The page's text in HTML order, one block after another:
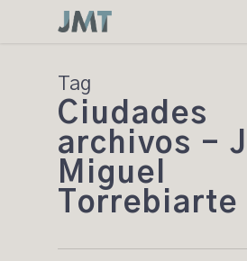
Tag
Ciudades
archivos -
Miguel
Torrebiarte